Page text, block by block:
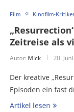
Film Kinofilm-
Zeitreise als
Autor: Mick 20.
Der kreative
Episoden ein fast
Artikel lesen